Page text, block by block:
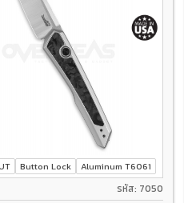
Button Lock Aluminum T6061
รหัส: 7050